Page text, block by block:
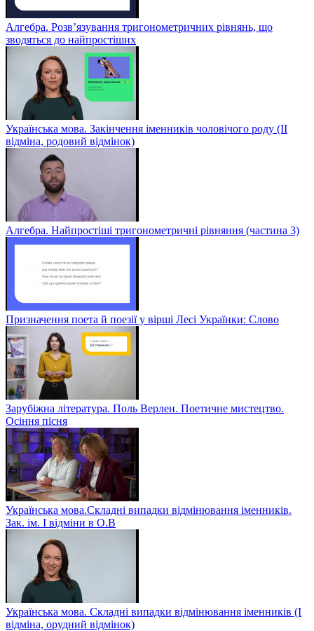
Алгебра. Розв’язування тригонометричних рівнянь, що
зводяться до найпростіших
Українська мова. Закінчення іменників чоловічого роду (ІІ
відміна, родовий відмінок)
Алгебра. Найпростіші тригонометричні рівняння (частина 3)
Призначення поета й поезії у вірші Лесі Українки: Слово
Зарубіжна література. Поль Верлен. Поетичне мистецтво.
Осіння пісня
Українська мова.Складні випадки відмінювання іменників.
Зак. ім. І відміни в О.В
Українська мова. Складні випадки відмінювання іменників (І
відміна, орудний відмінок)